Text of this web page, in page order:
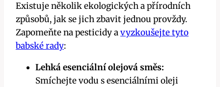
Existuje několik‍ ekologických‌ a přírodních ​
způsobů, jak ​se jich zbavit jednou provždy.
Zapomeňte ⁤na pesticidy ⁢avyzkoušejte tyto
babské rady:
Lehká ⁣esenciální olejová směs:
Smíchejte ‌vodu​ s ‌esenciálními​ oleji